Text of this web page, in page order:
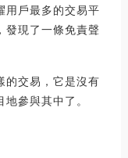
用戶最多的交易平
發現了一條免責聲
的交易，它是沒有
參與其中了。